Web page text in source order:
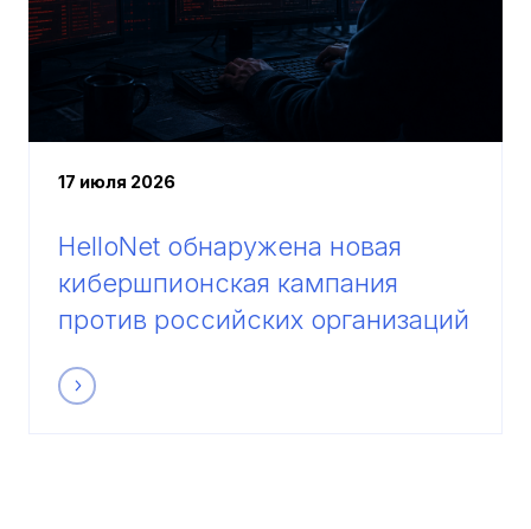
17 июля 2026
HelloNet обнаружена новая
кибершпионская кампания
против российских организаций